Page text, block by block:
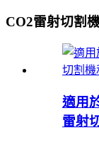
CO2雷射切割
適用
雷射